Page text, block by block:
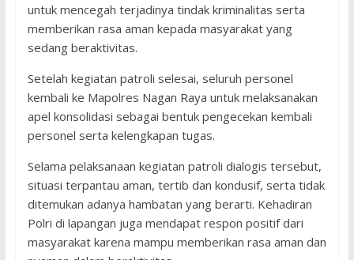
untuk mencegah terjadinya tindak kriminalitas serta
memberikan rasa aman kepada masyarakat yang
sedang beraktivitas.
Setelah kegiatan patroli selesai, seluruh personel
kembali ke Mapolres Nagan Raya untuk melaksanakan
apel konsolidasi sebagai bentuk pengecekan kembali
personel serta kelengkapan tugas.
Selama pelaksanaan kegiatan patroli dialogis tersebut,
situasi terpantau aman, tertib dan kondusif, serta tidak
ditemukan adanya hambatan yang berarti. Kehadiran
Polri di lapangan juga mendapat respon positif dari
masyarakat karena mampu memberikan rasa aman dan